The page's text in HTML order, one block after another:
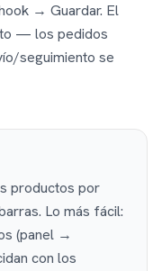
→ Guardar. El
— los pedidos
seguimiento se
productos por
Lo más fácil:
(panel →
con los